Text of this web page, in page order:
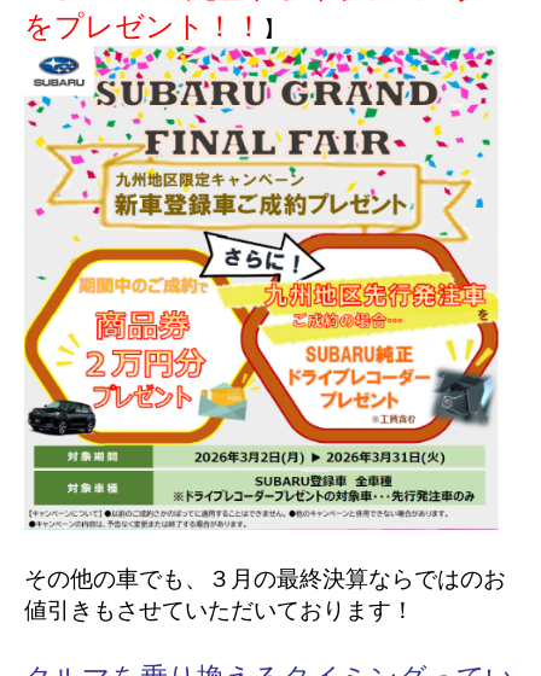
をプレゼント！！
】
その他の車でも、３月の最終決算ならではのお
値引きもさせていただいております！